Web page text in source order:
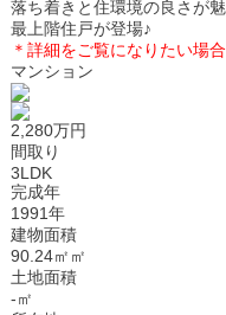
落ち着きと住環境の良さが
最上階住戸が登場♪
＊ 詳細をご覧になりたい場
マンション
2,280万円
間取り
3LDK
完成年
1991年
建物面積
90.24㎡㎡
土地面積
-㎡